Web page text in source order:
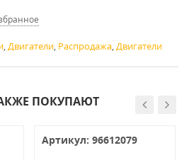
,Двигатели, Распродажа,Двигатели
ПОКУПАЮТ
Артикул: 96612079